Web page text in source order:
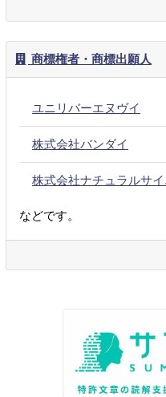
商標権者・商標出願人
ユニリバーエヌヴイ
株式会社バンダイ
株式会社ナチュラルサ
などです。